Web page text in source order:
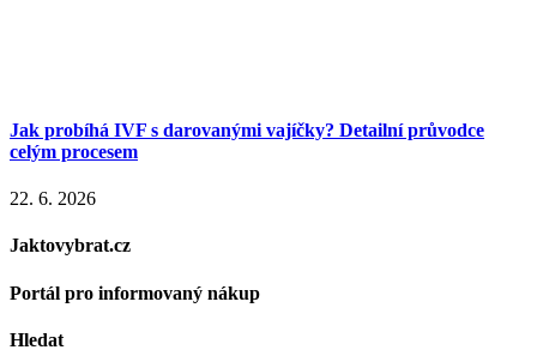
Jak probíhá IVF s darovanými vajíčky? Detailní průvodce
celým procesem
22. 6. 2026
Jaktovybrat.cz
Portál pro informovaný nákup
Hledat